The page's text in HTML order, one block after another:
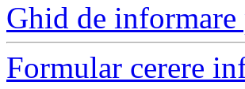
Ghid de informare
Formular cerere